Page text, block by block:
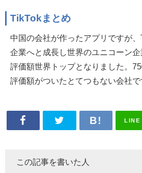
TikTokまとめ
中国の会社が作ったアプリですが
企業へと成長し世界のユニコーン
評価額世界トップとなりました。
評価額がついたとてつもない会社で
LINE
この記事を書いた人